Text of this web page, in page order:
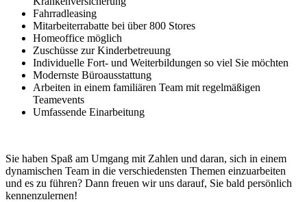
Fahrradleasing
Mitarbeiterrabatte bei über 800 Stores
Homeoffice möglich
Zuschüsse zur Kinderbetreuung
Individuelle Fort- und Weiterbildungen so viel Sie möchten
Modernste Büroausstattung
Arbeiten in einem familiären Team mit regelmäßigen
Teamevents
Umfassende Einarbeitung
Sie haben Spaß am Umgang mit Zahlen und daran, sich in einem
dynamischen Team in die verschiedensten Themen einzuarbeiten
und es zu führen? Dann freuen wir uns darauf, Sie bald persönlich
kennenzulernen!